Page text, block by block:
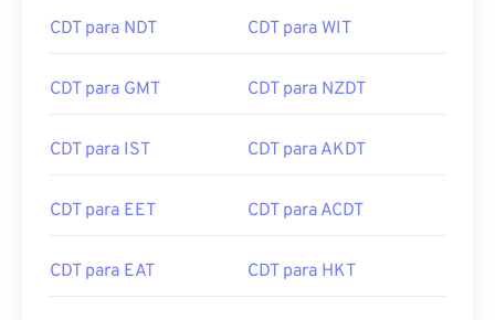
CDT para NDT CDT para WIT
CDT para GMT CDT para NZDT
CDT para IST CDT para AKDT
CDT para EET CDT para ACDT
CDT para EAT CDT para HKT